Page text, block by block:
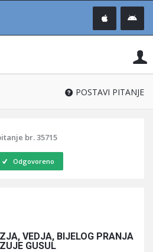
®
POSTAVI PITANJE
br. 35715
Odgovoreno
VEDJA, BIJELOG PRANJA
GUSUL